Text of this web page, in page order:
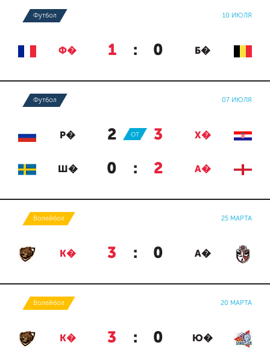
Футбол 10 ИЮЛЯ
Ф� 1 : 0 Б�
Футбол 07 ИЮЛЯ
Р� 2 : 3 Х�
ОТ
Ш� 0 : 2 А�
Волейбол 25 МАРТА
К� 3 : 0 А�
Волейбол 20 МАРТА
К� 3 : 0 Ю�